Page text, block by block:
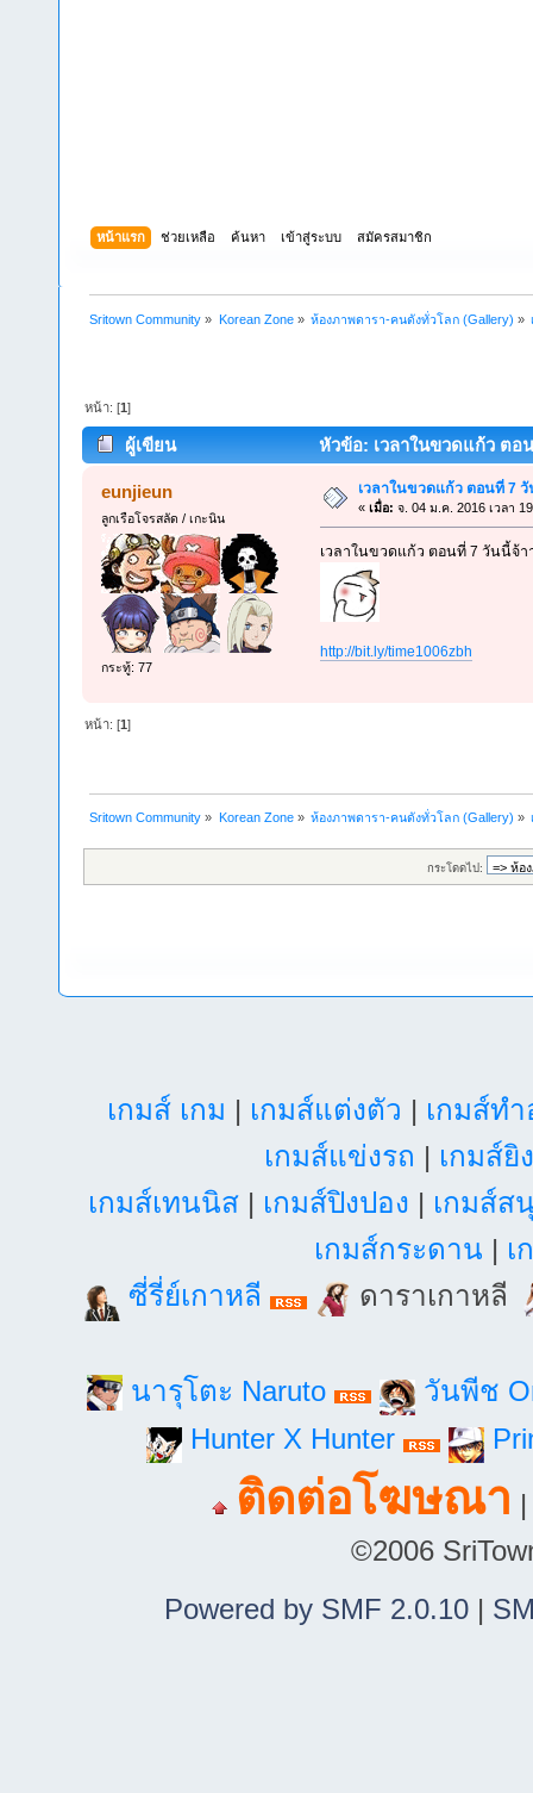
หน้าแรก ช่วยเหลือ ค้นหา เข้าสู่ระบบ สมัครสมาชิก
Sritown Community » Korean Zone» ห้องภาพดารา-คนดังทั่วโลก (Gallery) »
หน้า: [1]
ผู้เขียน หัวข้อ: เวลาในขวดแก้ว ตอ
eunjieun
ลูกเรือโจรสลัด / เกะนิน
กระทู้: 77
เวลาในขวดแก้ว ตอนที่ 7
« เมื่อ: จ. 04 ม.ค. 2016 เวลา
เวลาในขวดแก้ว ตอนที่ 7 วันนี้จ้
http://bit.ly/time1006zbh
หน้า: [1]
Sritown Community » Korean Zone» ห้องภาพดารา-คนดังทั่วโลก (Gallery) »
กระโดดไป:
เกมส์ เกม | เกมส์แต่งตัว | เกมส์ท
เกมส์แข่งรถ | เกมส์ยิ
เกมส์เทนนิส| เกมส์ปิงปอง | เกมส์ส
เกมส์กระดาน | เ
ซี่รี่ย์เกาหลี
ดาราเกาหลี
นารุโตะ Naruto
วันพีช
Hunter X Hunter
ติดต่อโฆษณา
©2006
Powered by SMF 2.0.10|